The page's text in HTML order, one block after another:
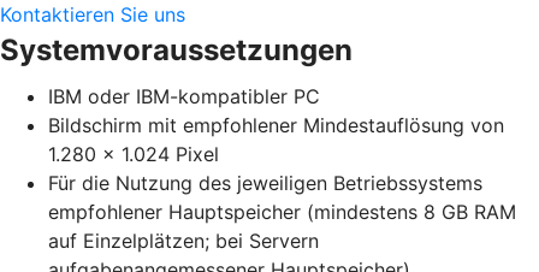
Kontaktieren Sie uns
Systemvoraussetzungen
IBM oder IBM-kompatibler PC
Bildschirm mit empfohlener Mindestauflösung von
1.280 x 1.024 Pixel
Für die Nutzung des jeweiligen Betriebssystems
empfohlener Hauptspeicher (mindestens 8 GB RAM
auf Einzelplätzen; bei Servern